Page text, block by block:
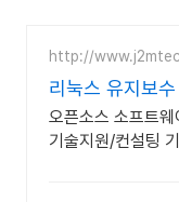
http://
리눅스 유지보
대리점
오픈소스 소프트
기술지원/컨설팅